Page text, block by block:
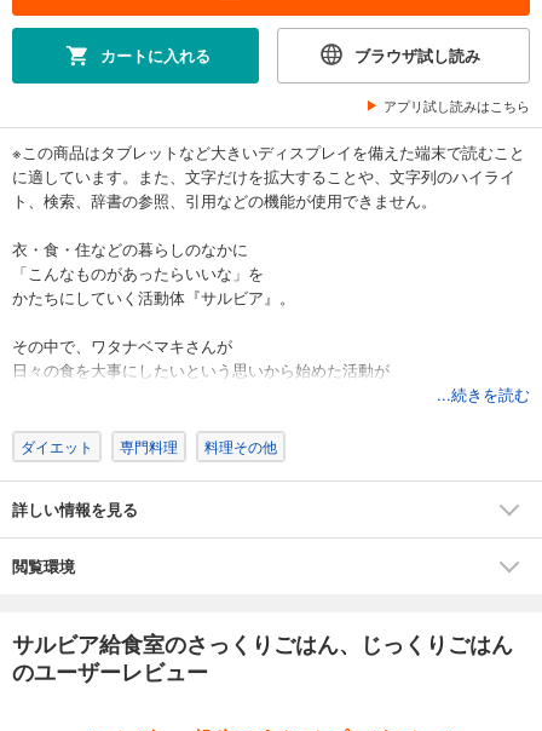
カートに入れる ブラウザ試し読み
アプリ試し読みはこちら
※この商品はタブレットなど大きいディスプレイを備えた端末で読むこと
に適しています。また、文字だけを拡大することや、文字列のハイライ
ト、検索、辞書の参照、引用などの機能が使用できません。
衣・食・住などの暮らしのなかに
「こんなものがあったらいいな」を
かたちにしていく活動体『サルビア』。
その中で、ワタナベマキさんが
日々の食を大事にしたいという思いから始めた活動が
この本は手間いらずの“さっくりごはん”と
時間がおいしくしてくれる“じっくりごはん”が満載。シリーズ第３弾。
撮影：田辺わかな 主婦と生活社刊
【さっくりごはん】
変身させる料理のこと。忙しい毎日や、時間のないときに。
→たとえば
・アスパラとあさりの蒸し煮
...続きを読む
ダイエット 専門料理 料理その他
詳しい情報を見る
閲覧環境
サルビア給食室のさっくりごはん、じっくりごはん
のユーザーレビュー